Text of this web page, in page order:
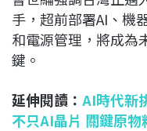
手，超前部署AI、機
和電源管理，將成為
鍵。
延伸閱讀： AI時代新
不只AI晶片 關鍵原